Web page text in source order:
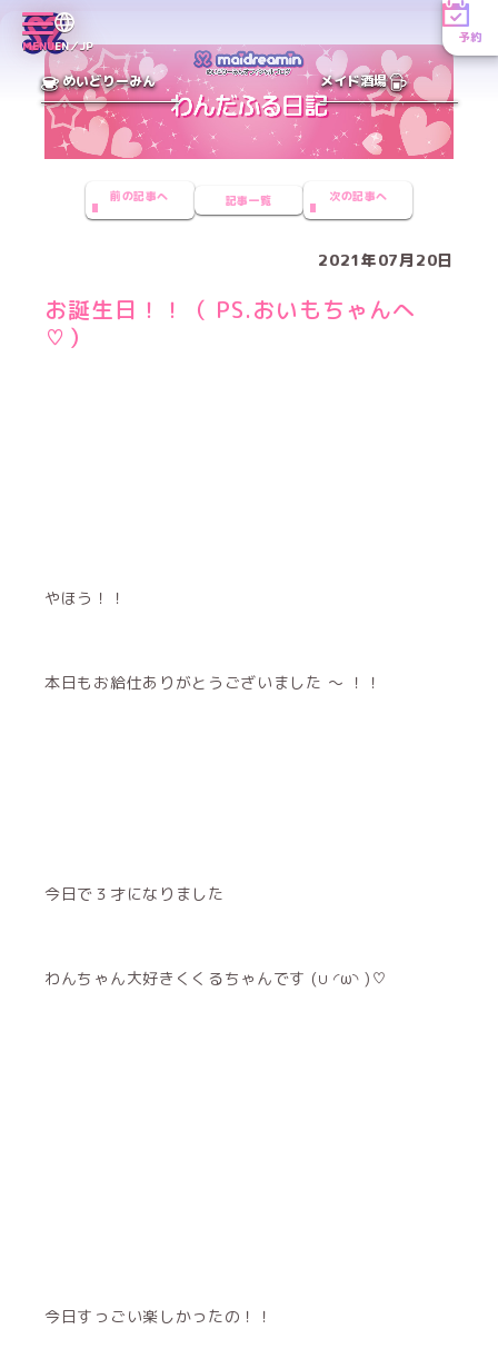
MENUEN／JP
予約
めいどりーみん メイド酒場
前の記事へ 記事一覧 次の記事へ
2021年07月20日
お誕生日！！（ PS.おいもちゃんへ
♡）
やほう！！
本日もお給仕ありがとうございました 〜 ！！
今日で３才になりました
わんちゃん大好きくくるちゃんです ‪(∪ ◜ω◝ )‬♡
今日すっごい楽しかったの！！